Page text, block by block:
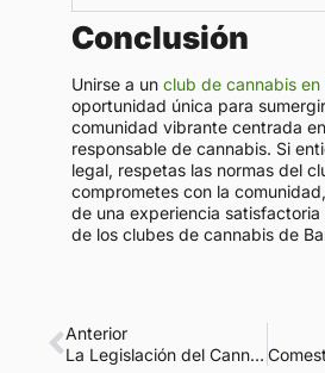
Conclusión
Unirse a un club de cannabis en
oportunidad única para
comunidad vibrante centrada
responsable de cannabis. Si
legal, respetas las normas del
comprometes con la
de una experiencia
de los clubes de cannabis de
Anterior
La Legislación del Cannabis en Barcelona